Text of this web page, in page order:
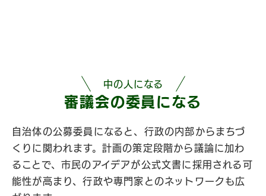
中の人になる
審議会の​委員に​なる
自治体の公募委員になると、行政の内部からまちづ
くりに関われます。計画の策定段階から議論に加わ
ることで、市民のアイデアが公式文書に採用される可
能性が高まり、行政や専門家とのネットワークも広